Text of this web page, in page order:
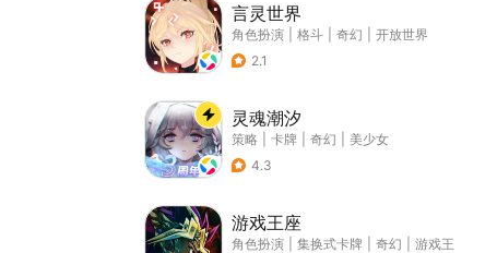
言灵世界
角色扮演 格斗 奇幻
开放世界
2.1
灵魂潮汐
策略 卡牌 奇幻
美少女
4.3
游戏王座
角色扮演 集换式卡牌 奇幻
游戏王